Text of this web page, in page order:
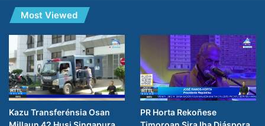
Most Viewed
Kazu Transferénsia Osan
PR Horta Rekoñese